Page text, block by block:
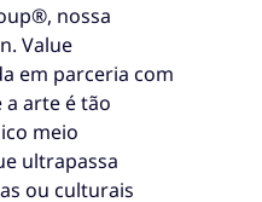
nossa
Value
em parceria com
a arte é tão
meio
ultrapassa
ou culturais